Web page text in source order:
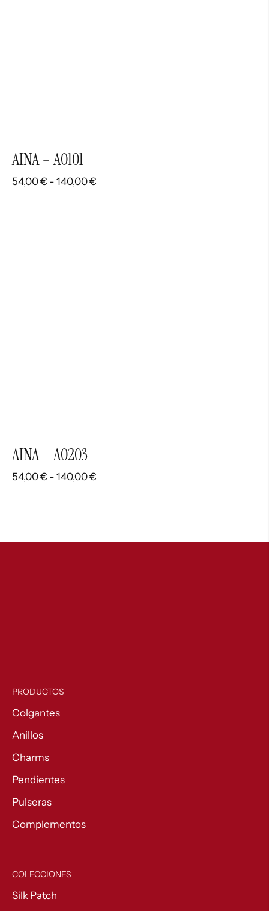
AINA – A0101
54,00€ - 140,00€
AINA – A0203
54,00€ - 140,00€
PRODUCTOS
Colgantes
Anillos
Charms
Pendientes
Pulseras
Complementos
COLECCIONES
Silk Patch